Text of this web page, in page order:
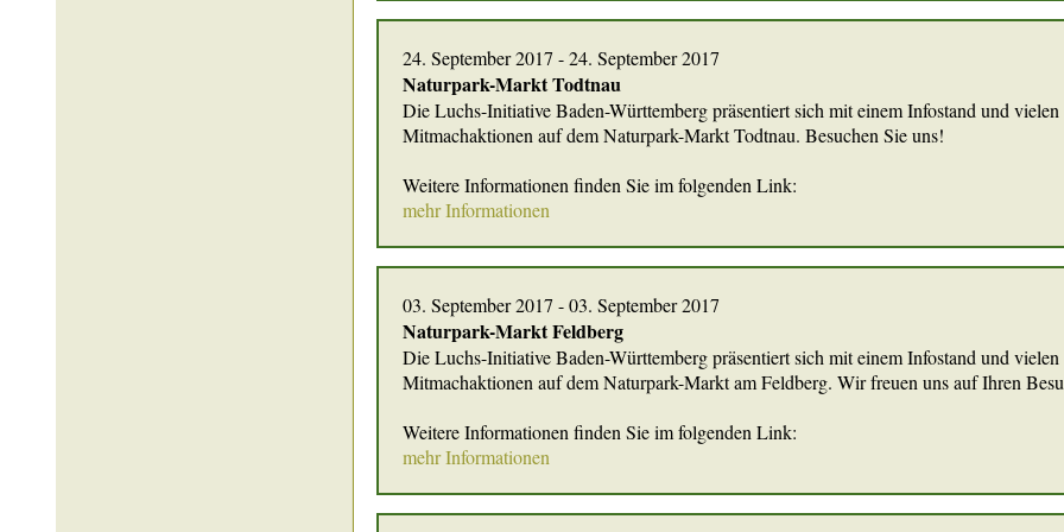
24. September 2017 - 24. September 2017
Naturpark-Markt Todtnau
Die Luchs-Initiative Baden-Württemberg präsentiert sich mit einem Infostand und vielen
Mitmachaktionen auf dem Naturpark-Markt Todtnau. Besuchen Sie uns!
Weitere Informationen finden Sie im folgenden Link:
mehr Informationen
03. September 2017 - 03. September 2017
Naturpark-Markt Feldberg
Die Luchs-Initiative Baden-Württemberg präsentiert sich mit einem Infostand und vielen
Mitmachaktionen auf dem Naturpark-Markt am Feldberg. Wir freuen uns auf Ihren
Weitere Informationen finden Sie im folgenden Link:
mehr Informationen